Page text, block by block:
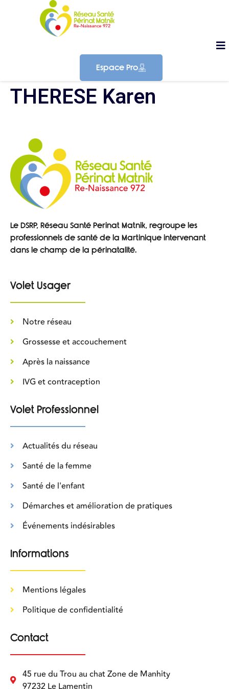
Espace Pro
THERESE Karen
Le DSRP, Réseau Santé Perinat Matnik, regroupe les
professionnels de santé de la Martinique intervenant
dans le champ de la périnatalité.
Volet Usager
Notre réseau
Grossesse et accouchement
Après la naissance
IVG et contraception
Volet Professionnel
Actualités du réseau
Santé de la femme
Santé de l'enfant
Démarches et amélioration de pratiques
Événements indésirables
Informations
Mentions légales
Politique de confidentialité
Contact
45 rue du Trou au chat Zone de Manhity
97232 Le Lamentin